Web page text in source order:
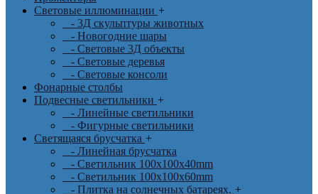
Световые иллюминации +
- 3Д скульптуры животных
- Новогодние шары
- Световые 3Д объекты
- Световые деревья
- Световые консоли
Фонарные столбы
Подвесные светильники +
- Линейные светильники
- Фигурные светильники
Светящаяся брусчатка +
- Линейная брусчатка
- Светильник 100x100x40mm
- Светильник 100x100x60mm
- Плитка на солнечных батареях. +